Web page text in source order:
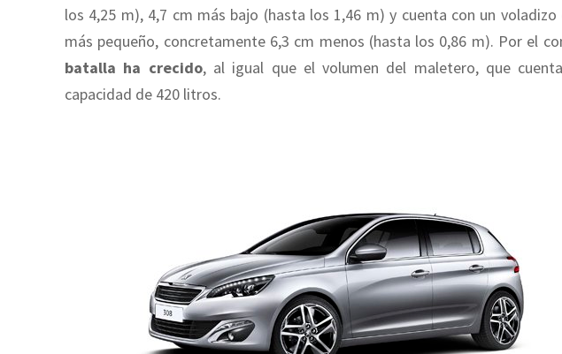
los 4,25 m), 4,7 cm más bajo (hasta los 1,46 m) y cuenta con un
más pequeño, concretamente 6,3 cm menos (hasta los 0,86 m). Por el
batalla ha crecido, al igual que el volumen del maletero, que
capacidad de 420 litros.